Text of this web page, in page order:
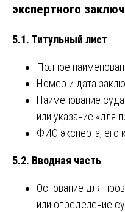
экспертного
5.1. Титульный лист
Полное
Номер и дата
Наименование
или указание «для
ФИО эксперта, его
5.2. Вводная часть
Основание для
или определение